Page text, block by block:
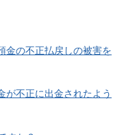
金の不正払戻しの被害を
が不正に出金されたよう